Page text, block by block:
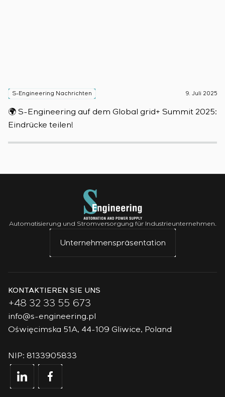
S-Engineering Nachrichten 9. Juli 2025
🌍 S-Engineering auf dem Global grid+ Summit 2025:
Eindrücke teilen!
Automatisierung und Stromversorgung für Industrieunternehmen.
Unternehmenspräsentation
KONTAKTIEREN SIE UNS
+48 32 33 55 673
info@s-engineering.pl
Oświęcimska 51A, 44-109 Gliwice, Poland
NIP: 8133905833